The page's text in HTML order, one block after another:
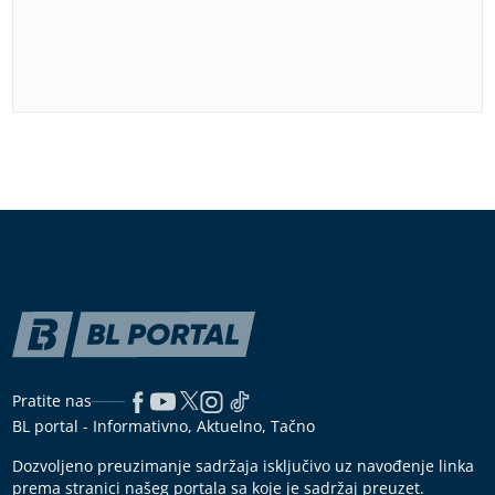
Pratite nas
BL portal - Informativno, Aktuelno, Tačno
Dozvoljeno preuzimanje sadržaja isključivo uz navođenje linka
prema stranici našeg portala sa koje je sadržaj preuzet.